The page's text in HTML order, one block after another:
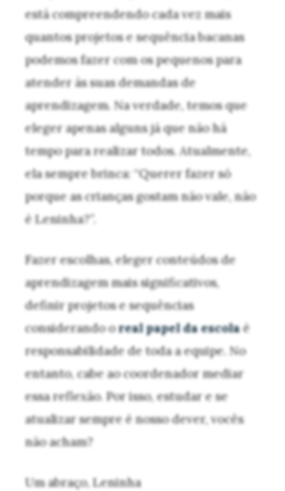
está compreendendo cada vez mais
quantos projetos e sequência bacanas
podemos fazer com os pequenos para
atender às suas demandas de
aprendizagem. Na verdade, temos que
eleger apenas alguns já que não há
tempo para realizar todos. Atualmente,
ela sempre brinca: “Querer fazer só
porque as crianças gostam não vale, não
é Leninha?”.
Fazer escolhas, eleger conteúdos de
aprendizagem mais significativos,
definir projetos e sequências
considerando oreal papel da escolaé
responsabilidade de toda a equipe. No
entanto, cabe ao coordenador mediar
essa reflexão. Por isso, estudar e se
atualizar sempre é nosso dever, vocês
não acham?
Um abraço, Leninha